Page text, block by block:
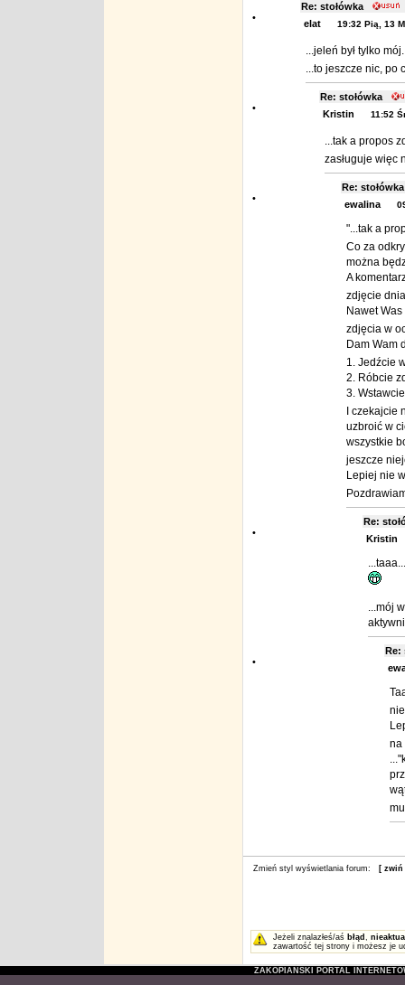
•
Re: stołówka
elat
19:32 Pią, 13
...jeleń był tylko
...to jeszcze nic, po
•
Re: stołówka
Kristin
11:52
...tak a propos
zasługuje więc
•
Re:
ewalina
"...tak a
Co za
można
A
zdjęcie
Nawet
zdjęcia w
Dam Wam
1. Jedźcie
2. Róbcie
3.
I czekajcie
uzbroić w
wszystkie
jeszcze
Lepiej nie
•
Re:
Kristin
...mój
•
Re:
na
Zmień styl wyświetlania forum: [ zwiń
Jeżeli znalazłeś/aś błąd ,
zawartość tej strony i możesz je
ZAKOPIAŃSKI PORTAL